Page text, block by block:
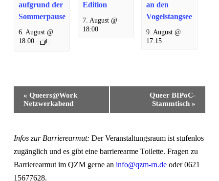
aufgrund der
Sommerpause
6. August @
18:00
Edition
7. August @
18:00
an den
Vogelstangsee
9. August @
17:15
Veranstaltung-
Navigation
« Queers@Work
Netzwerkabend
Queer BIPoC-
Stammtisch »
Infos zur Barrierearmut: Der Veranstaltungsraum ist stufenlos
zugänglich und es gibt eine barrierearme Toilette. Fragen zu
Barrierearmut im QZM gerne an info@qzm-rn.de oder 0621
15677628.